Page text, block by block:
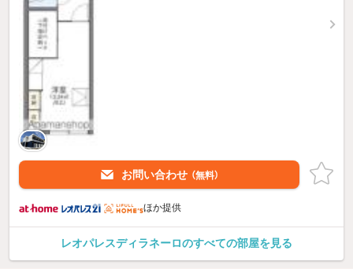
お問い合わせ （無料）
ほか提供
レオパレスディラネーロのすべての部屋を見る